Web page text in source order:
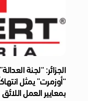
الجزائر: “لجنة
“أوزمرت” يمثل
بمعايير العمل اللائق